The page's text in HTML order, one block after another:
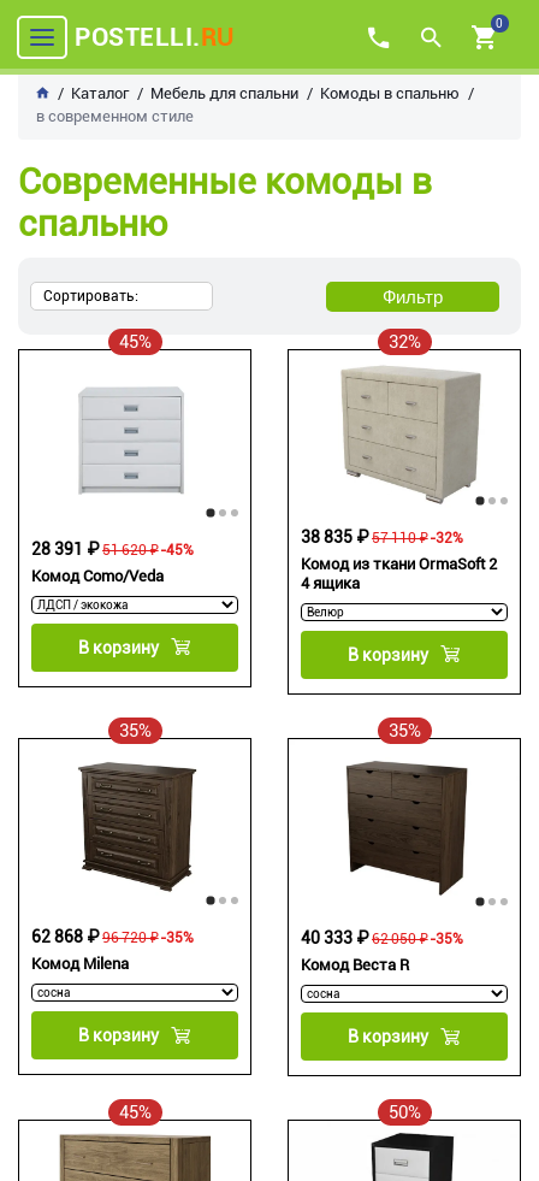
POSTELLI.RU 0
Каталог Мебель для спальни
Комоды в спальню
в современном стиле
Современные комоды в
спальню
Сортировать: Фильтр
45%
Комод Como/Veda
51 620 ₽
28 391 ₽ -45%
В корзину
32%
Комод из ткани OrmaSoft 2
4 ящика
57 110 ₽
38 835 ₽ -32%
В корзину
35%
Комод Milena
96 720 ₽
62 868 ₽ -35%
В корзину
35%
Комод Веста R
62 050 ₽
40 333 ₽ -35%
В корзину
45% 50%